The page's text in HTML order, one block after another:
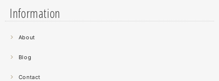
螺鈿細工の工程。青みの強い鮑貝を使ってステンドグラス
曲面に螺鈿するためには貝も小さなカケラを使う必要が...
昔作った２０００ピースのジグソーパズルを思い出す。ひ
Information
About
Blog
Contact